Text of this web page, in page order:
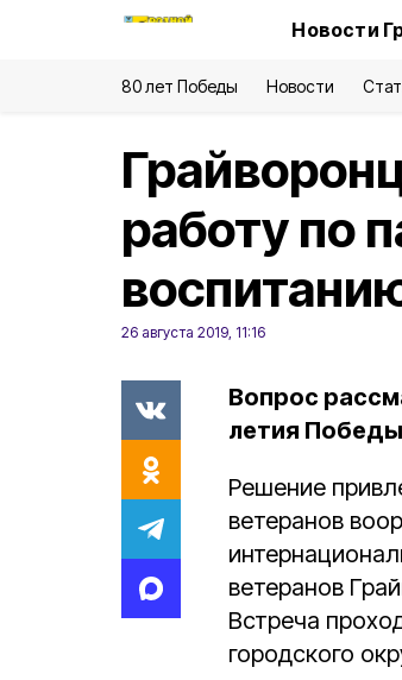
Новости
80 лет Победы Новости
работу по
26 августа 2019, 11:16
Вопрос
летия
Решение
ветеранов
ветеранов
Встреча
городского